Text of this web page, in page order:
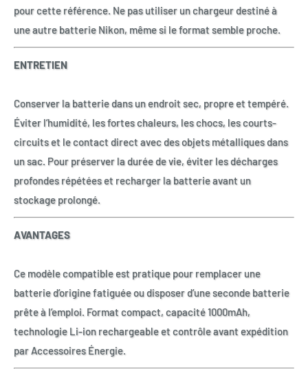
pour cette référence. Ne pas utiliser un chargeur destiné à
une autre batterie Nikon, même si le format semble proche.
ENTRETIEN
Conserver la batterie dans un endroit sec, propre et tempéré.
Éviter l’humidité, les fortes chaleurs, les chocs, les courts-
circuits et le contact direct avec des objets métalliques dans
un sac. Pour préserver la durée de vie, éviter les décharges
profondes répétées et recharger la batterie avant un
stockage prolongé.
AVANTAGES
Ce modèle compatible est pratique pour remplacer une
batterie d’origine fatiguée ou disposer d’une seconde batterie
prête à l’emploi. Format compact, capacité 1000mAh,
technologie Li-ion rechargeable et contrôle avant expédition
par Accessoires Énergie.